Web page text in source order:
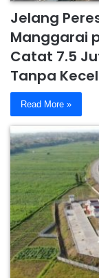
Jelang
Manggarai
Catat 7.5
Tanpa
Read More »